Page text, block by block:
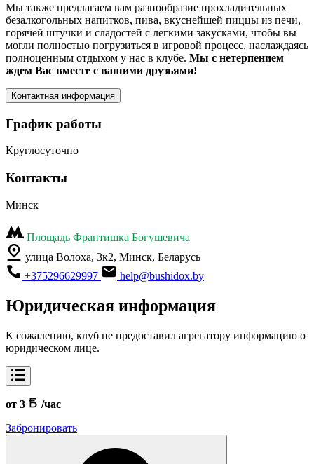
Мы также предлагаем вам разнообразие прохладительных
безалкогольных напитков, пива, вкуснейшей пиццы из печи,
горячей штучки и сладостей с легкими закусками, чтобы вы
могли полностью погрузиться в игровой процесс, наслаждаясь
полноценным отдыхом у нас в клубе. Мы с нетерпением
ждем Вас вместе с вашими друзьями!
Контактная информация
График работы
Круглосуточно
Контакты
Минск
Площадь Франтишка Богушевича
улица Волоха, 3к2, Минск, Беларусь
+375296629997
help@bushidox.by
Юридическая информация
К сожалению, клуб не предоставил агрегатору информацию о
юридическом лице.
от 3
/час
Забронировать